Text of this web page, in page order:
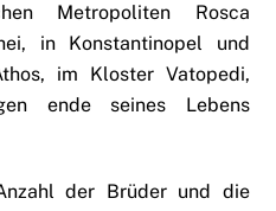
Metropoliten Rosca
in Konstantinopel und
im Kloster Vatopedi,
ende seines Lebens
der Brüder und die